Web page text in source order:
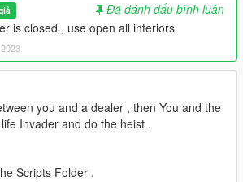
Đã đánh dấu bình luận
is closed , use open all interiors
you and a dealer , then You and the
Invader and do the heist .
Scripts Folder .